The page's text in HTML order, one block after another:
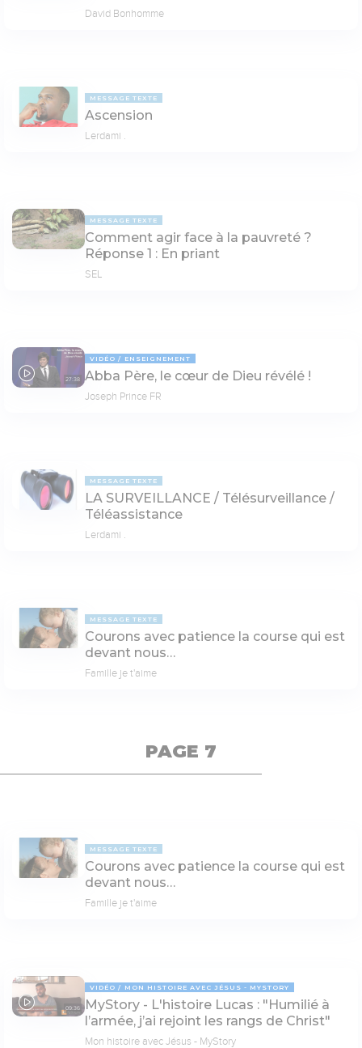
David Bonhomme
MESSAGE TEXTE
Ascension
Lerdami .
MESSAGE TEXTE
Comment agir face à la pauvreté ?
Réponse 1 : En priant
SEL
27:38
VIDÉO ENSEIGNEMENT
Abba Père, le cœur de Dieu révélé !
Joseph Prince FR
MESSAGE TEXTE
LA SURVEILLANCE / Télésurveillance /
Téléassistance
Lerdami .
MESSAGE TEXTE
Courons avec patience la course qui est
devant nous…
Famille je t'aime
PAGE 7
MESSAGE TEXTE
Courons avec patience la course qui est
devant nous…
Famille je t'aime
09:36
VIDÉO MON HISTOIRE AVEC JÉSUS - MYSTORY
MyStory - L'histoire Lucas : "Humilié à
l’armée, j’ai rejoint les rangs de Christ"
Mon histoire avec Jésus - MyStory